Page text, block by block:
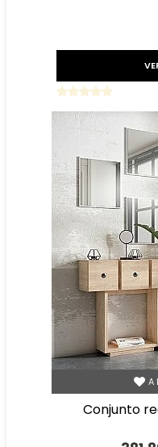
A
conjunto